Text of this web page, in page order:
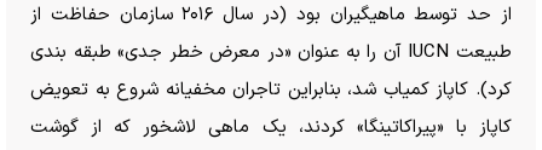
از حد توسط ماهیگیران بود (در سال ۲۰۱۶ سازمان حفاظت از
طبیعت IUCN آن را به عنوان «در معرض خطر جدی» طبقه بندی
کرد). کاپاز کمیاب شد، بنابراین تاجران مخفیانه شروع به تعویض
کاپاز با «پیراکاتینگا» کردند، یک ماهی لاشخور که از گوشت